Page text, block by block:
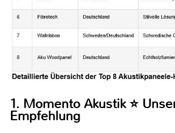
1. Momento Akustik ⭐
Empfehlung